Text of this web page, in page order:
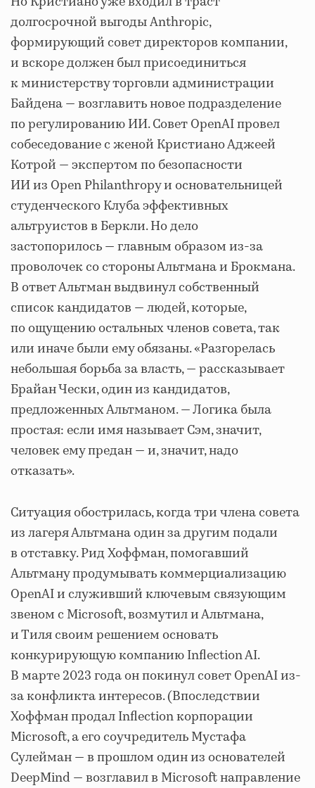
долгосрочной выгоды Anthropic,
формирующий совет директоров компании,
и вскоре должен был присоединиться
к министерству торговли администрации
Байдена — возглавить новое подразделение
по регулированию ИИ. Совет OpenAI провел
собеседование с женой Кристиано Аджеей
Котрой — экспертом по безопасности
ИИ из Open Philanthropy и основательницей
студенческого Клуба эффективных
альтруистов в Беркли. Но дело
застопорилось — главным образом из-за
проволочек со стороны Альтмана и Брокмана.
В ответ Альтман выдвинул собственный
список кандидатов — людей, которые,
по ощущению остальных членов совета, так
или иначе были ему обязаны. «Разгорелась
небольшая борьба за власть, — рассказывает
Брайан Чески, один из кандидатов,
предложенных Альтманом. — Логика была
простая: если имя называет Сэм, значит,
человек ему предан — и, значит, надо
отказать».
Ситуация обострилась, когда три члена совета
из лагеря Альтмана один за другим подали
в отставку. Рид Хоффман, помогавший
Альтману продумывать коммерциализацию
OpenAI и служивший ключевым связующим
звеном с Microsoft, возмутил и Альтмана,
и Тиля своим решением основать
конкурирующую компанию Inflection AI.
В марте 2023 года он покинул совет OpenAI из-
за конфликта интересов. (Впоследствии
Хоффман продал Inflection корпорации
Microsoft, а его соучредитель Мустафа
Сулейман — в прошлом один из основателей
DeepMind — возглавил в Microsoft направление